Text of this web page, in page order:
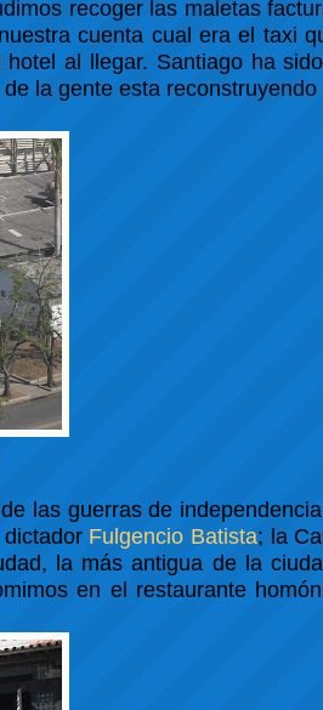
recoger las maletas
cuenta cual era el taxi
al llegar. Santiago ha
la gente esta reconstruyendo
las guerras de
Fulgencio Batista; la
la más antigua de la
en el restaurante